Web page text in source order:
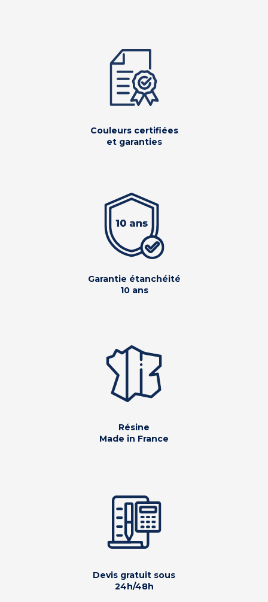
Couleurs certifiées
et garanties
Garantie étanchéité
10 ans
Résine
Made in France
Devis gratuit sous
24h/48h